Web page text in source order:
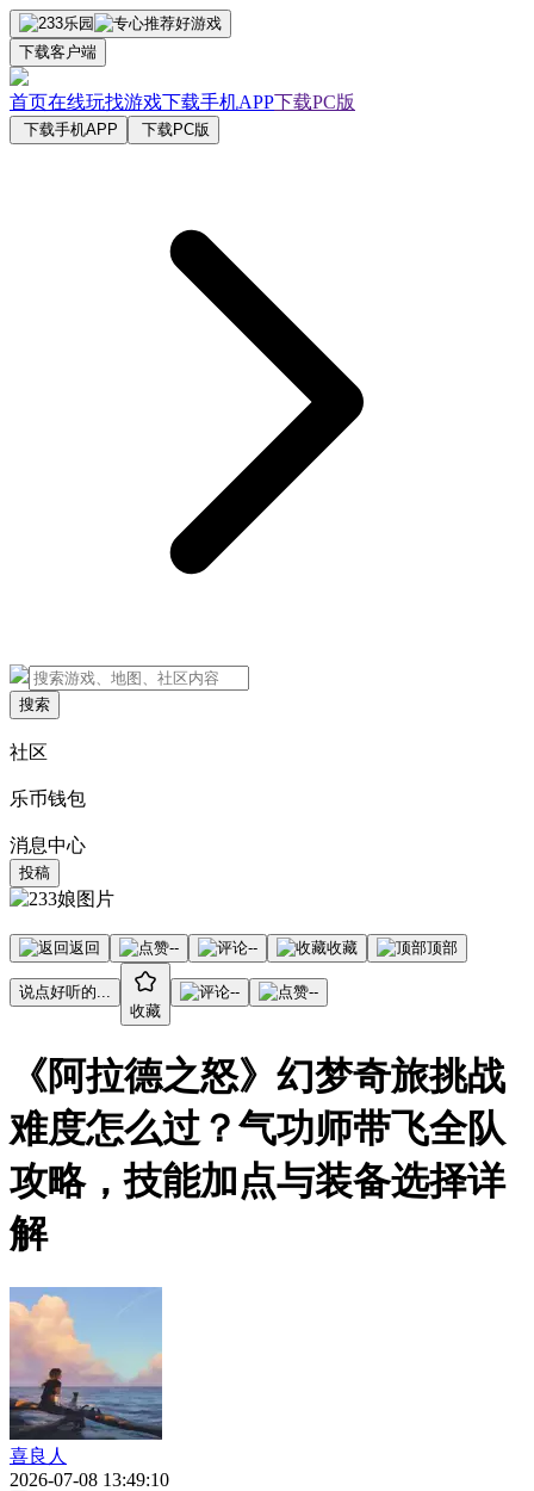
下载客户端
首页在线玩找游戏下载手机APP下载PC版
下载手机APP 下载PC版
搜索
社区
乐币钱包
消息中心
投稿
返回 -- -- 收藏 顶部
说点好听的...
收藏
-- --
《阿拉德之怒》幻梦奇旅挑战
难度怎么过？气功师带飞全队
攻略，技能加点与装备选择详
解
喜良人
2026-07-08 13:49:10